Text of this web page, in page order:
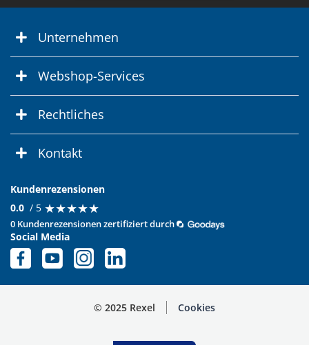
Unternehmen
Webshop-Services
Rechtliches
Kontakt
Kundenrezensionen
0.0 / 5 ★★★★★
★★★★★
0 Kundenrezensionen zertifiziert durch
Social Media
© 2025 Rexel Cookies